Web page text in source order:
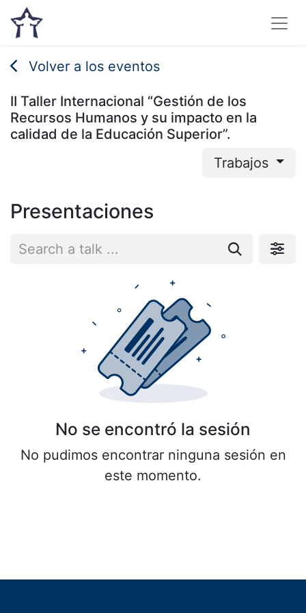
Volver a los eventos
II Taller Internacional “Gestión de los
Recursos Humanos y su impacto en la
calidad de la Educación Superior”.
Trabajos
Presentaciones
No se encontró la sesión
No pudimos encontrar ninguna sesión en
este momento.